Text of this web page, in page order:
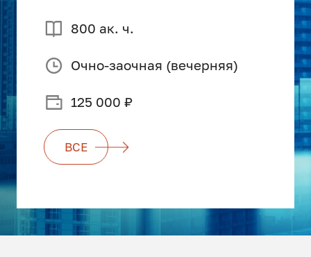
800 ак. ч.
Очно-заочная (вечерняя)
125 000 ₽
ВСЕ